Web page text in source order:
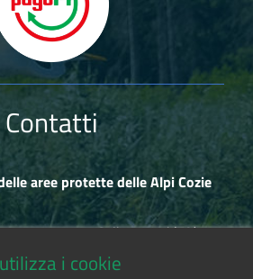
Contatti
aree protette delle Alpi Cozie
1 - 10050 Salbertrand (TO)
i cookie